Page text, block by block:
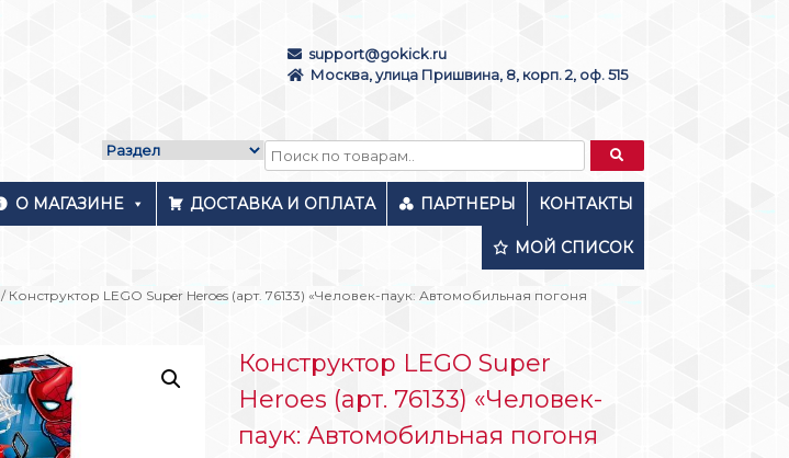
support@gokick.ru
Москва, улица Пришвина, 8, корп. 2, оф. 515
О МАГАЗИНЕ ДОСТАВКА И ОПЛАТА ПАРТНЕРЫ КОНТАКТЫ
МОЙ СПИСОК
/ Конструктор LEGO Super Heroes (арт. 76133) «Человек-паук: Автомобильная погоня
Конструктор LEGO Super
Heroes (арт. 76133) «Человек-
паук: Автомобильная погоня